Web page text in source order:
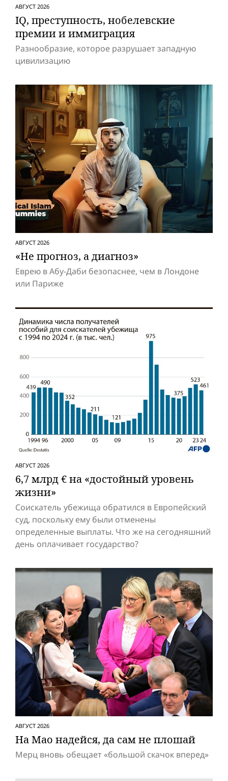
АВГУСТ 2026
IQ, преступность, нобелевские
премии и иммиграция
Разнообразие, которое разрушает западную
цивилизацию
АВГУСТ 2026
«Не прогноз, а диагноз»
Еврею в Абу-Даби безопаснее, чем в Лондоне
или Париже
АВГУСТ 2026
6,7 млрд € на «достойный уровень
жизни»
Соискатель убежища обратился в Европейский
суд, поскольку ему были отменены
определенные выплаты. Что же на сегодняшний
день оплачивает государство?
АВГУСТ 2026
На Мао надейся, да сам не плошай
Мерц вновь обещает «большой скачок вперед»